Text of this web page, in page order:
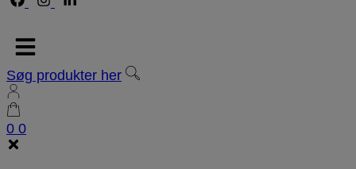
Søg produkter her
0 0